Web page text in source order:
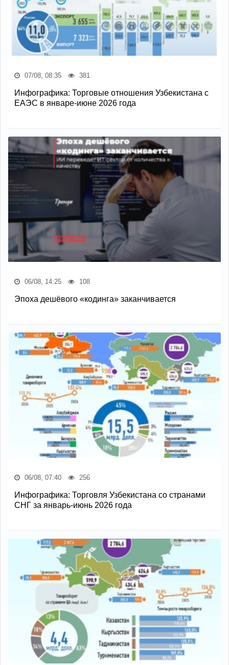
07/08, 08:35 381
Инфографика: Торговые отношения Узбекистана с
ЕАЭС в январе-июне 2026 года
06/08, 14:25 108
Эпоха дешёвого «кодинга» заканчивается
06/08, 07:40 256
Инфографика: Торговля Узбекистана со странами
СНГ за январь-июнь 2026 года